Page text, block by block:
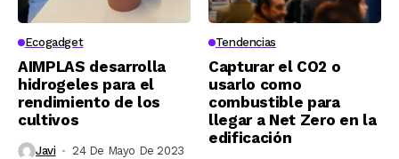
Ecogadget
AIMPLAS desarrolla
hidrogeles para el
rendimiento de los
cultivos
Javi 24 De Mayo De 2023
Tendencias
Capturar el CO2 o
usarlo como
combustible para
llegar a Net Zero en la
edificación